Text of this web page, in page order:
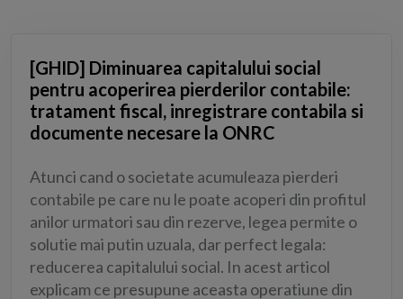
[GHID] Diminuarea capitalului social
pentru acoperirea pierderilor contabile:
tratament fiscal, inregistrare contabila si
documente necesare la ONRC
Atunci cand o societate acumuleaza pierderi
contabile pe care nu le poate acoperi din profitul
anilor urmatori sau din rezerve, legea permite o
solutie mai putin uzuala, dar perfect legala:
reducerea capitalului social. In acest articol
explicam ce presupune aceasta operatiune din